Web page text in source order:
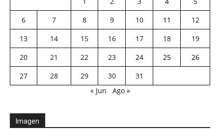
6
7 8 9 10 11
12
13
14 15 16 17 18
19
20
21 22 23 24 25
26
27
28 29 30
31
« Jun
Ago »
Imagen